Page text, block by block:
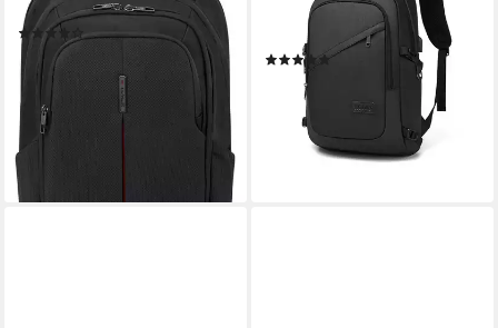
3.0, Businessrucksack
(2)
ab 67,00 € UVP 85,00 €
lieferbar - in 1-2 Werktagen bei dir
Rucksack (50x30x14cm) +
kleines Zahlenschloss
(1)
25,59 €
lieferbar - in 2-3 Werktagen bei dir
+3